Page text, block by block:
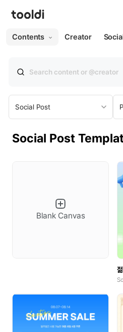
Contents Creator
Social Post
Social Post
Blank Canvas
All Web
Presentation
Social Post (Portrait)
YouTube Thumbnail
Web Poster(Portrait)
Web Poster(Landscape)